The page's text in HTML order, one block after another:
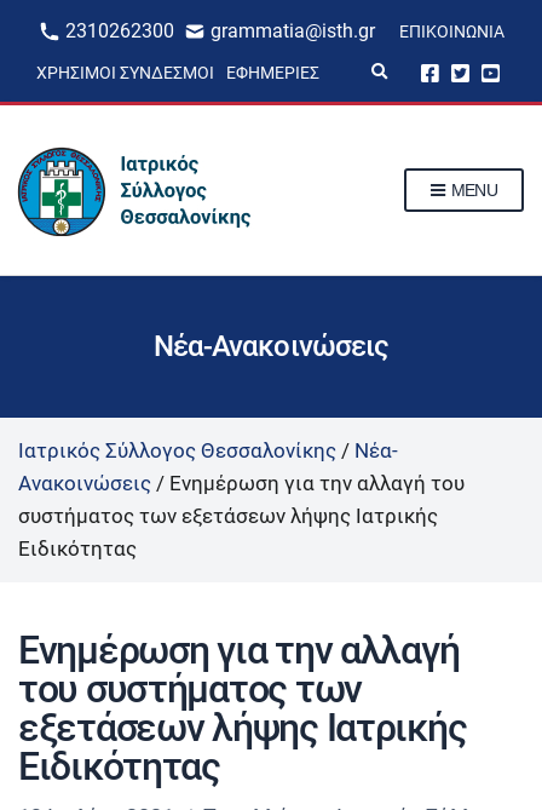
2310262300 grammatia@isth.gr ΕΠΙΚΟΙΝΩΝΊΑ
ΧΡΉΣΙΜΟΙ ΣΎΝΔΕΣΜΟΙ ΕΦΗΜΕΡΊΕΣ
p
m
MENU
Νέα-Ανακοινώσεις
Ιατρικός Σύλλογος Θεσσαλονίκης / Νέα-
Ανακοινώσεις / Ενημέρωση για την αλλαγή του
συστήματος των εξετάσεων λήψης Ιατρικής
Ειδικότητας
Ενημέρωση για την αλλαγή
του συστήματος των
εξετάσεων λήψης Ιατρικής
Ειδικότητας